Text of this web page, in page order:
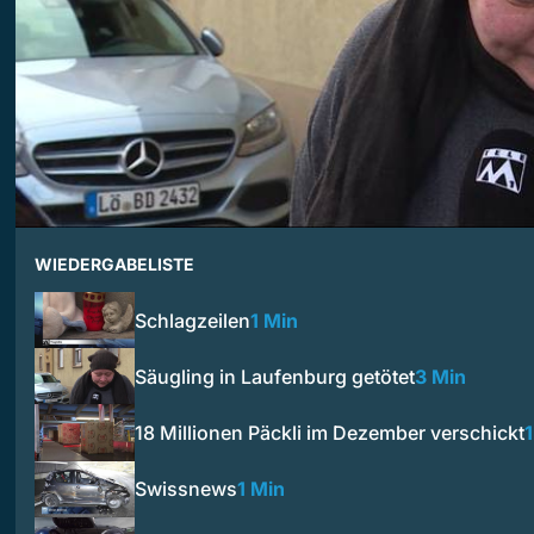
WIEDERGABELISTE
Schlagzeilen1 Min
Säugling in Laufenburg getötet3 Min
18 Millionen Päckli im Dezember verschickt
Swissnews1 Min